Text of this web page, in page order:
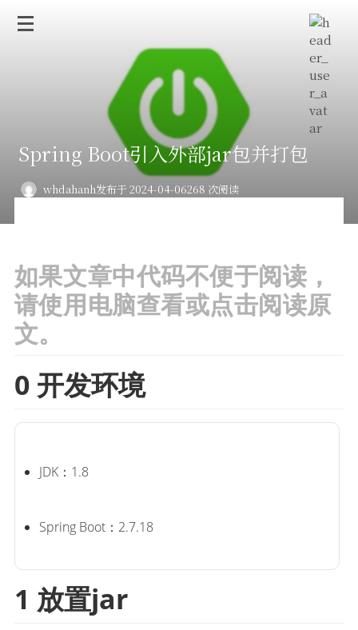
Spring Boot引入外部jar包并打包
whdahanh发布于 2024-04-06268 次阅读
如果文章中代码不便于阅读，
请使用电脑查看或点击阅读原
文。
0 开发环境
JDK：1.8
Spring Boot：2.7.18
1 放置jar